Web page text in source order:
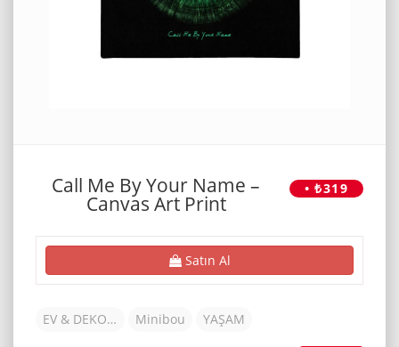
• ₺319
Call Me By Your Name –
Canvas Art Print
Satın Al
EV & DEKORASYON Minibou YAŞAM